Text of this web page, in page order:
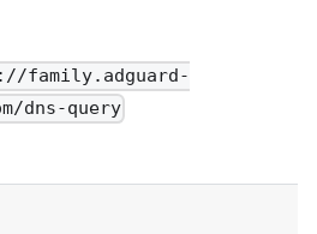
family.adguard-
dns-query